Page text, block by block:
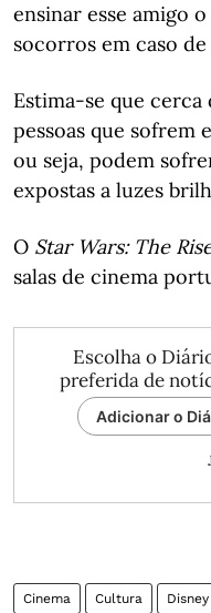
ensinar esse amigo
socorros em caso
Estima-se que
pessoas que sofrem
ou seja, podem
expostas a luzes
O Star Wars: The
salas de cinema
Escolha o
preferida de
Adicionar o
Cinema Cultura Disney